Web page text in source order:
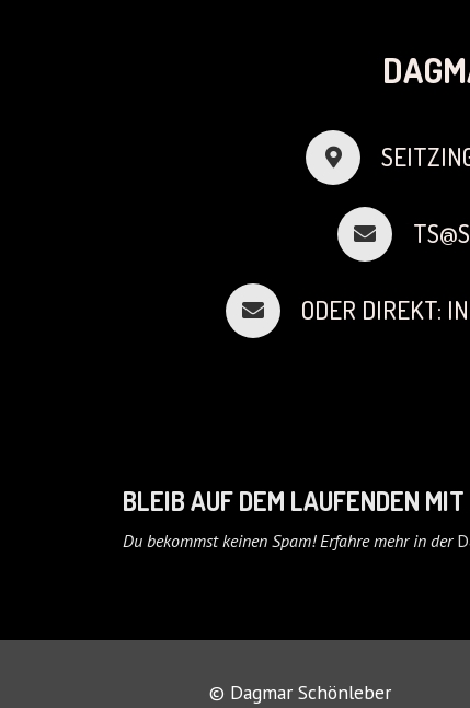
ODER DIREKT:
BLEIB AUF DEM LAUFENDEN
Du bekommst keinen Spam! Erfahre mehr in der
© Dagmar Schönleber